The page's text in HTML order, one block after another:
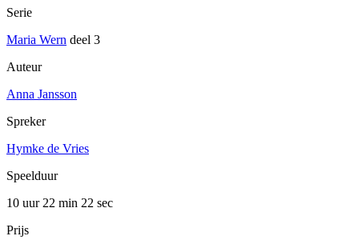
Serie
Maria Wern deel 3
Auteur
Anna Jansson
Spreker
Hymke de Vries
Speelduur
10 uur 22 min 22 sec
Prijs